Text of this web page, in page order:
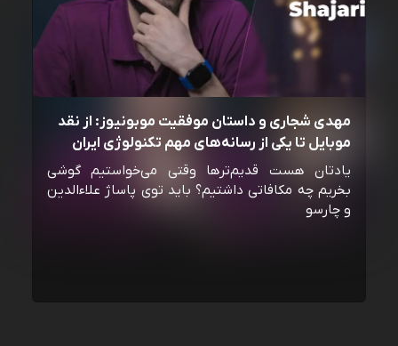
مهدی شجاری و داستان موفقیت موبونیوز: از نقد
موبایل تا یکی از رسانه‌‌های مهم تکنولوژی ایران
یادتان هست قدیم‌ترها وقتی می‌خواستیم گوشی
بخریم چه مکافاتی داشتیم؟ باید توی پاساژ علاءالدین
و چارسو